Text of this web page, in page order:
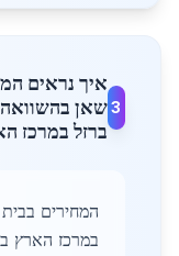
3
איך נראים
שאן
ברזל במרכז
המחירים
במרכז הארץ